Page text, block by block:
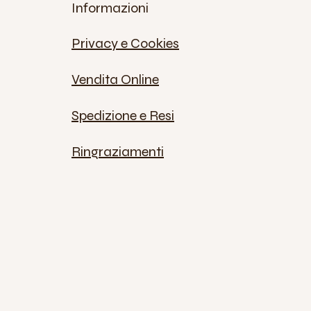
Informazioni
Privacy e Cookies
Vendita Online
Spedizione e Resi
Ringraziamenti